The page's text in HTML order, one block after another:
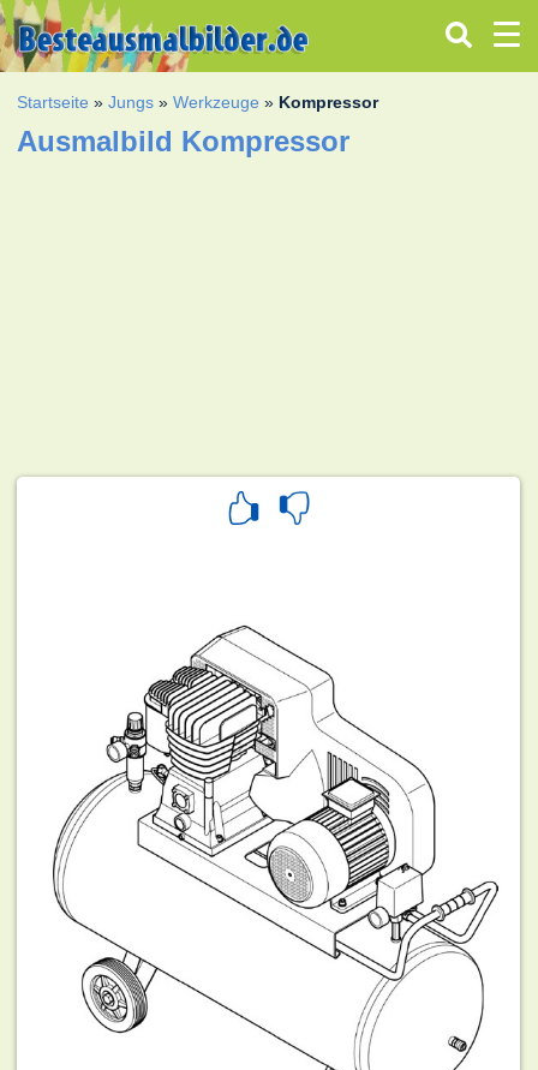
Startseite »Jungs »Werkzeuge » Kompressor
Ausmalbild Kompressor